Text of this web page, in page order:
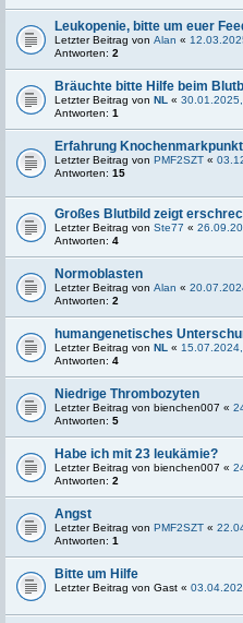
Leukopenie, bitte um euer
Letzter Beitrag von Alan «
Antworten: 2
Bräuchte bitte Hilfe beim
Letzter Beitrag von NL «
Antworten: 1
Erfahrung
Letzter Beitrag von PMF2SZT «
Antworten: 15
Großes Blutbild zeigt
Letzter Beitrag von Ste77 «
Antworten: 4
Normoblasten
Letzter Beitrag von Alan «
Antworten: 2
humangenetisches
Letzter Beitrag von NL «
Antworten: 4
Niedrige Thrombozyten
Letzter Beitrag von bienchen007 «
Antworten: 5
Habe ich mit 23 leukämie?
Letzter Beitrag von bienchen007 «
Antworten: 2
Angst
Letzter Beitrag von PMF2SZT «
Antworten: 1
Bitte um Hilfe
Letzter Beitrag von Gast «